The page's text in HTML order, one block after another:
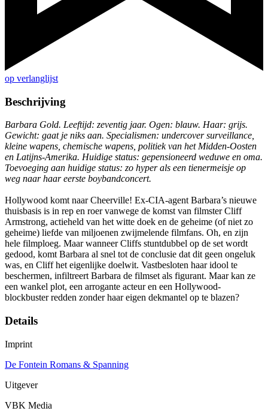
op verlanglijst
Beschrijving
Barbara Gold. Leeftijd: zeventig jaar. Ogen: blauw. Haar: grijs.
Gewicht: gaat je niks aan. Specialismen: undercover surveillance,
kleine wapens, chemische wapens, politiek van het Midden-Oosten
en Latijns-Amerika. Huidige status: gepensioneerd weduwe en oma.
Toevoeging aan huidige status: zo hyper als een tienermeisje op
weg naar haar eerste boybandconcert.
Hollywood komt naar Cheerville! Ex-CIA-agent Barbara’s nieuwe
thuisbasis is in rep en roer vanwege de komst van filmster Cliff
Armstrong, actieheld van het witte doek en de geheime (of niet zo
geheime) liefde van miljoenen zwijmelende filmfans. Oh, en zijn
hele filmploeg. Maar wanneer Cliffs stuntdubbel op de set wordt
gedood, komt Barbara al snel tot de conclusie dat dit geen ongeluk
was, en Cliff het eigenlijke doelwit. Vastbesloten haar idool te
beschermen, infiltreert Barbara de filmset als figurant. Maar kan ze
een wankel plot, een arrogante acteur en een Hollywood-
blockbuster redden zonder haar eigen dekmantel op te blazen?
Details
Imprint
De Fontein Romans & Spanning
Uitgever
VBK Media